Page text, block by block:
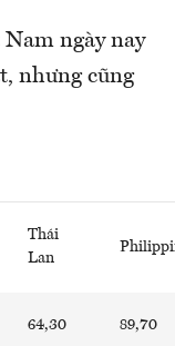
ngày nay
nhưng cũng
Thái
Lan
64,30 89,70